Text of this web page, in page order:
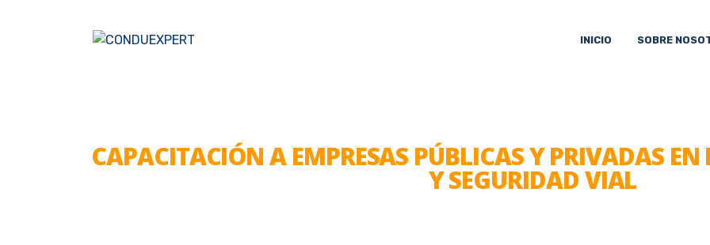
INICIO SOBRE
CAPACITACIÓN A EMPRESAS PÚBLICAS Y PRIVADAS
Y SEGURIDAD VIAL